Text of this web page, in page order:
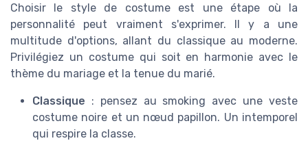
Choisir le style de costume est une étape où la
personnalité peut vraiment s'exprimer. Il y a une
multitude d'options, allant du classique au moderne.
Privilégiez un costume qui soit en harmonie avec le
thème du mariage et la tenue du marié.
Classique : pensez au smoking avec une veste
costume noire et un nœud papillon. Un intemporel
qui respire la classe.